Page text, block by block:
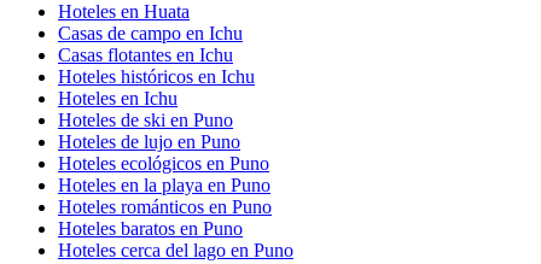
Hoteles en Huata
Casas de campo en Ichu
Casas flotantes en Ichu
Hoteles históricos en Ichu
Hoteles en Ichu
Hoteles de ski en Puno
Hoteles de lujo en Puno
Hoteles ecológicos en Puno
Hoteles en la playa en Puno
Hoteles románticos en Puno
Hoteles baratos en Puno
Hoteles cerca del lago en Puno